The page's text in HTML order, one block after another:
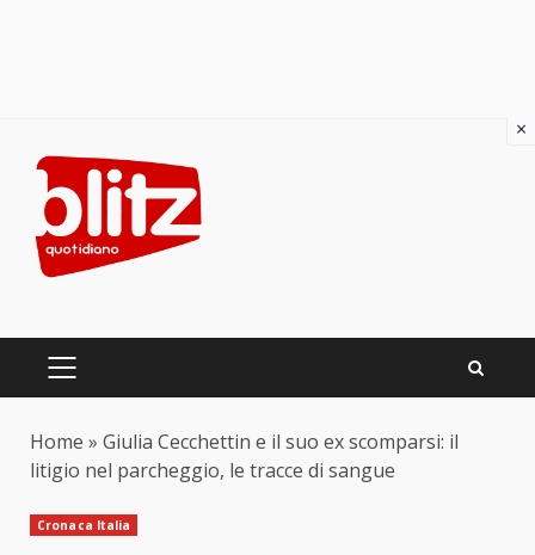
content
PRIMARY
Home » Giulia Cecchettin e il suo ex scomparsi: il
litigio nel parcheggio, le tracce di sangue
Cronaca Italia
×